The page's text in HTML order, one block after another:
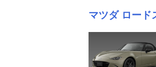
マツダ ロード